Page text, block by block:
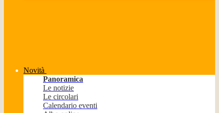
Novità
Panoramica
Le notizie
Le circolari
Calendario eventi